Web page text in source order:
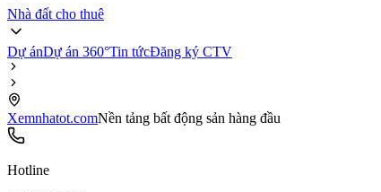
Nhà đất cho thuê
Dự ánDự án 360°Tin tứcĐăng ký CTV
Xemnhatot.comNền tảng bất động sản hàng đầu
Hotline